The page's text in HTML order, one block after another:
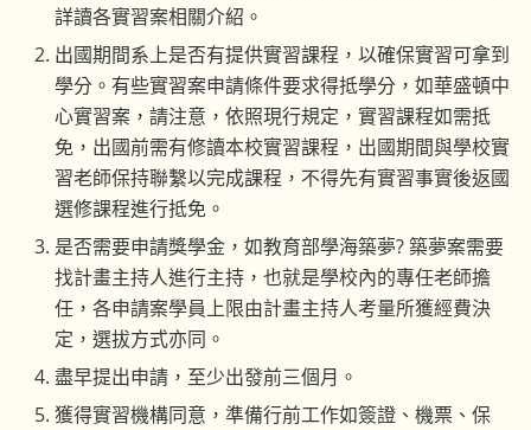
詳讀各實習案相關介紹。
出國期間系上是否有提供實習課程，以確保實習可拿到
學分。有些實習案申請條件要求得抵學分，如華盛頓中
心實習案，請注意，依照現行規定，實習課程如需抵
免，出國前需有修讀本校實習課程，出國期間與學校實
習老師保持聯繫以完成課程，不得先有實習事實後返國
選修課程進行抵免。
是否需要申請獎學金，如教育部學海築夢? 築夢案需要
找計畫主持人進行主持，也就是學校內的專任老師擔
任，各申請案學員上限由計畫主持人考量所獲經費決
定，選拔方式亦同。
盡早提出申請，至少出發前三個月。
獲得實習機構同意，準備行前工作如簽證、機票、保